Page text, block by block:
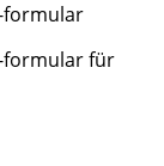
formular
formular für